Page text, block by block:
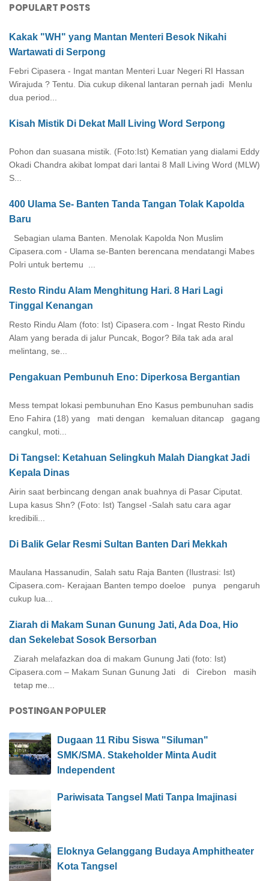
POPULART POSTS
Kakak "WH" yang Mantan Menteri Besok Nikahi
Wartawati di Serpong
Febri Cipasera - Ingat mantan Menteri Luar Negeri RI Hassan
Wirajuda ? Tentu. Dia cukup dikenal lantaran pernah jadi Menlu
dua period...
Kisah Mistik Di Dekat Mall Living Word Serpong
Pohon dan suasana mistik. (Foto:Ist) Kematian yang dialami Eddy
Okadi Chandra akibat lompat dari lantai 8 Mall Living Word (MLW)
S...
400 Ulama Se- Banten Tanda Tangan Tolak Kapolda
Baru
Sebagian ulama Banten. Menolak Kapolda Non Muslim
Cipasera.com - Ulama se-Banten berencana mendatangi Mabes
Polri untuk bertemu ...
Resto Rindu Alam Menghitung Hari. 8 Hari Lagi
Tinggal Kenangan
Resto Rindu Alam (foto: Ist) Cipasera.com - Ingat Resto Rindu
Alam yang berada di jalur Puncak, Bogor? Bila tak ada aral
melintang, se...
Pengakuan Pembunuh Eno: Diperkosa Bergantian
Mess tempat lokasi pembunuhan Eno Kasus pembunuhan sadis
Eno Fahira (18) yang mati dengan kemaluan ditancap gagang
cangkul, moti...
Di Tangsel: Ketahuan Selingkuh Malah Diangkat Jadi
Kepala Dinas
Airin saat berbincang dengan anak buahnya di Pasar Ciputat.
Lupa kasus Shn? (Foto: Ist) Tangsel -Salah satu cara agar
kredibili...
Di Balik Gelar Resmi Sultan Banten Dari Mekkah
Maulana Hassanudin, Salah satu Raja Banten (Ilustrasi: Ist)
Cipasera.com- Kerajaan Banten tempo doeloe punya pengaruh
cukup lua...
Ziarah di Makam Sunan Gunung Jati, Ada Doa, Hio
dan Sekelebat Sosok Bersorban
Ziarah melafazkan doa di makam Gunung Jati (foto: Ist)
Cipasera.com – Makam Sunan Gunung Jati di Cirebon masih
tetap me...
POSTINGAN POPULER
Dugaan 11 Ribu Siswa "Siluman"
SMK/SMA. Stakeholder Minta Audit
Independent
Pariwisata Tangsel Mati Tanpa Imajinasi
Eloknya Gelanggang Budaya Amphitheater
Kota Tangsel